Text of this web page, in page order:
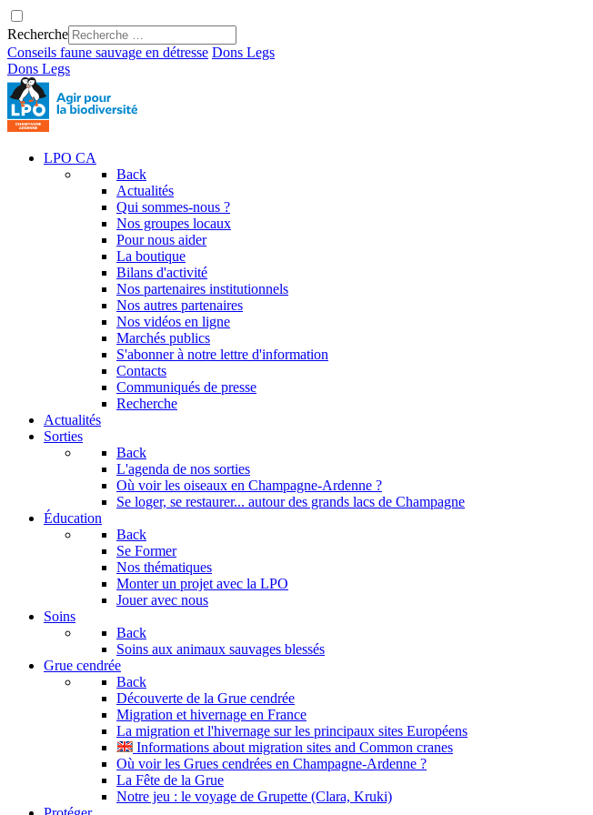
Recherche
Conseils faune sauvage en détresse Dons Legs
Dons Legs
LPO CA
Back
Actualités
Qui sommes-nous ?
Nos groupes locaux
Pour nous aider
La boutique
Bilans d'activité
Nos partenaires institutionnels
Nos autres partenaires
Nos vidéos en ligne
Marchés publics
S'abonner à notre lettre d'information
Contacts
Communiqués de presse
Recherche
Actualités
Sorties
Back
L'agenda de nos sorties
Où voir les oiseaux en Champagne-Ardenne ?
Se loger, se restaurer... autour des grands lacs de Champagne
Éducation
Back
Se Former
Nos thématiques
Monter un projet avec la LPO
Jouer avec nous
Soins
Back
Soins aux animaux sauvages blessés
Grue cendrée
Back
Découverte de la Grue cendrée
Migration et hivernage en France
La migration et l'hivernage sur les principaux sites Européens
Informations about migration sites and Common cranes
Où voir les Grues cendrées en Champagne-Ardenne ?
La Fête de la Grue
Notre jeu : le voyage de Grupette (Clara, Kruki)